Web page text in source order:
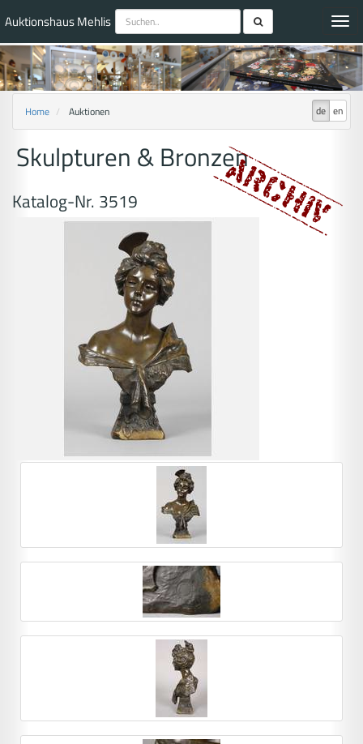
Auktionshaus Mehlis
de en
Home Auktionen
Skulpturen & Bronzen
Katalog-Nr. 3519